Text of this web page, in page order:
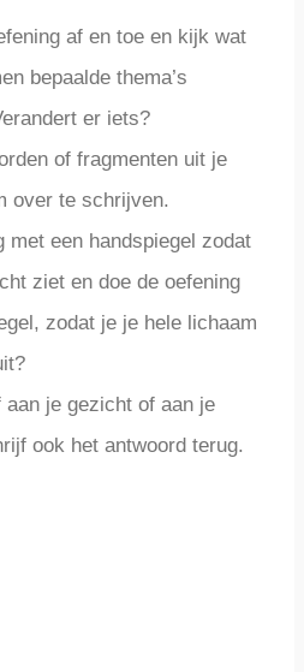
af en toe en kijk wat
bepaalde thema’s
er iets?
of fragmenten uit je
over te schrijven.
met een handspiegel zodat
ziet en doe de oefening
zodat je je hele lichaam
je gezicht of aan je
ook het antwoord terug.